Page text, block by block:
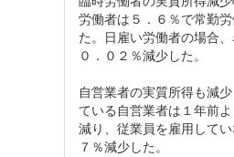
労働者は５．６％で常勤
た。日雇い労働者の場合
０．０２％減少した。
自営業者の実質所得も減
ている自営業者は１年前
減り、従業員を雇用して
７％減少した。